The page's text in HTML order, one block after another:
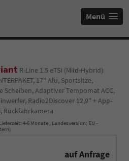
Menü
R-Line 1.5 eTSI (Mild-Hybrid)
17" Alu, Sportsitze,
Adaptiver Tempomat ACC,
Radio2Discover 12,9" + App-
Rückfahrkamera
4-6 Monate , Landesversion: EU -
auf Anfrage